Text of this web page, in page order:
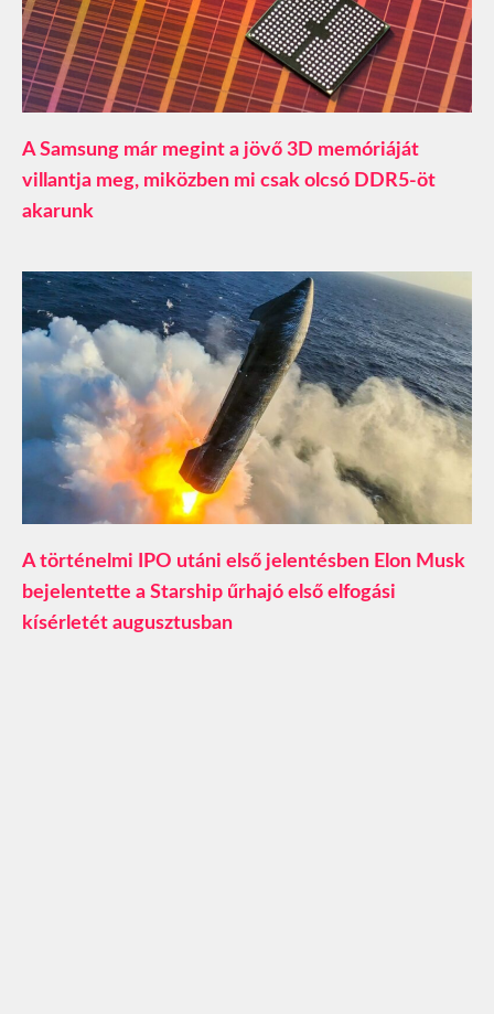
A Samsung már megint a jövő 3D memóriáját
villantja meg, miközben mi csak olcsó DDR5-öt
akarunk
A történelmi IPO utáni első jelentésben Elon Musk
bejelentette a Starship űrhajó első elfogási
kísérletét augusztusban